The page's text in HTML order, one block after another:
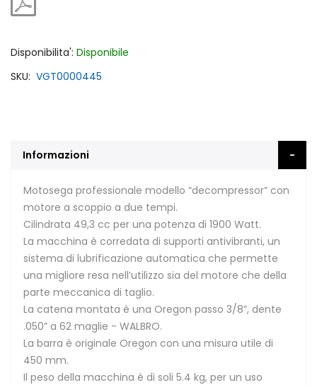
Disponibilita': Disponibile
SKU VGT0000445
Informazioni
Motosega professionale modello “decompressor” con
motore a scoppio a due tempi.
Cilindrata 49,3 cc per una potenza di 1900 Watt.
La macchina è corredata di supporti antivibranti, un
sistema di lubrificazione automatica che permette
una migliore resa nell’utilizzo sia del motore che della
parte meccanica di taglio.
La catena montata è una Oregon passo 3/8”, dente
.050” a 62 maglie - WALBRO.
La barra è originale Oregon con una misura utile di
450 mm.
Il peso della macchina è di soli 5.4 kg, per un uso